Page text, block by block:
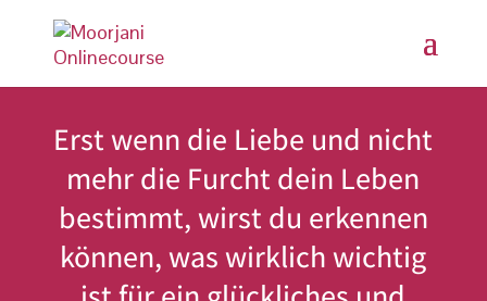
Erst wenn die Liebe und nicht
mehr die Furcht dein Leben
bestimmt, wirst du erkennen
können, was wirklich wichtig